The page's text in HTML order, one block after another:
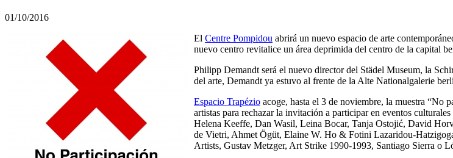
01/10/2016
El Centre Pompidou abrirá un nuevo espacio de arte
nuevo centro revitalice un área deprimida del centro de la capital
Philipp Demandt será el nuevo director del Städel Museum, la
del arte, Demandt ya estuvo al frente de la Alte Nationalgalerie
Espacio Trapézio acoge, hasta el 3 de noviembre, la muestra “No
artistas para rechazar la invitación a participar en eventos
Helena Keeffe, Dan Wasil, Leina Bocar, Tanja Ostojić, David
de Vietri, Ahmet Ögüt, Elaine W. Ho & Fotini Lazaridou-
Artists, Gustav Metzger, Art Strike 1990-1993, Santiago Sierra o